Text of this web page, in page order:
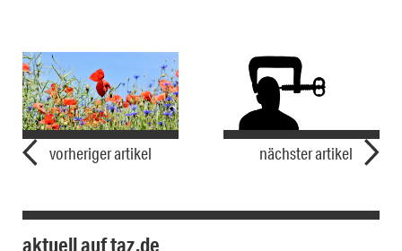
vorheriger artikel nächster artikel
aktuell auf taz.de